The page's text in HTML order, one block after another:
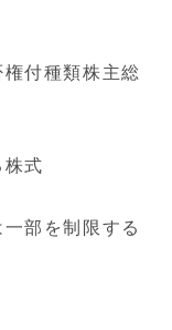
付種類株主総
式
部を制限する